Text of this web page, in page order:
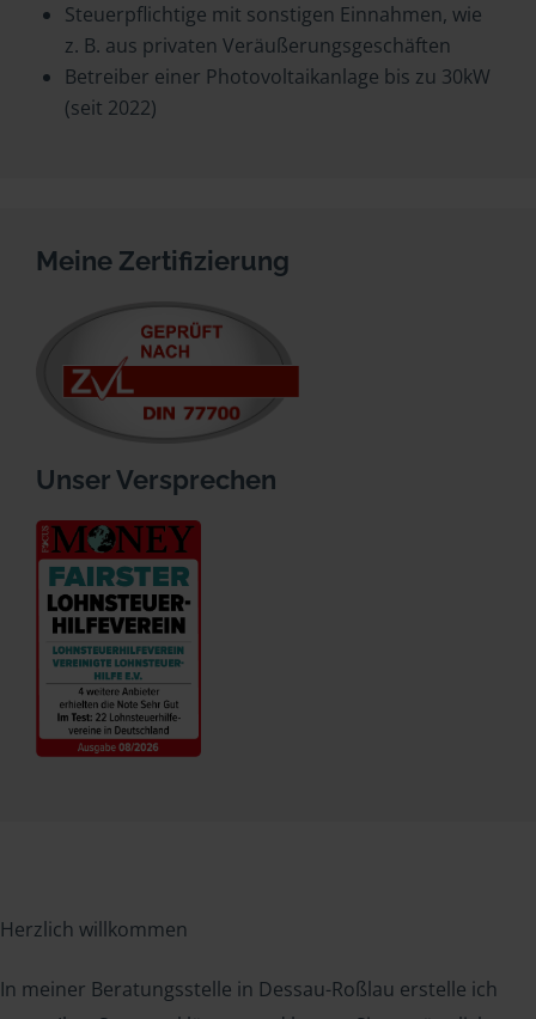
Steuerpflichtige mit sonstigen Einnahmen, wie
z. B. aus privaten Veräußerungsgeschäften
Betreiber einer Photovoltaikanlage bis zu 30kW
(seit 2022)
Meine Zertifizierung
Unser Versprechen
Herzlich willkommen
In meiner Beratungsstelle in Dessau-Roßlau erstelle ich